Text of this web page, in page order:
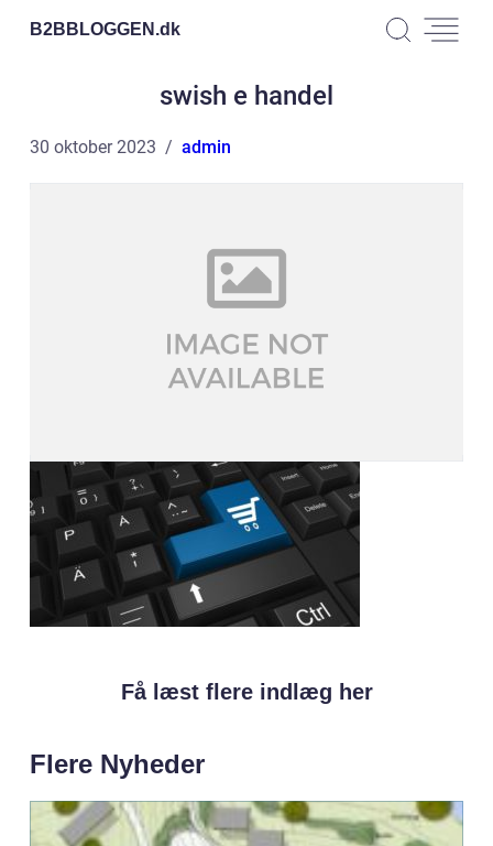
B2BBLOGGEN.dk
swish e handel
30 oktober 2023 admin
Få læst flere indlæg her
Flere Nyheder